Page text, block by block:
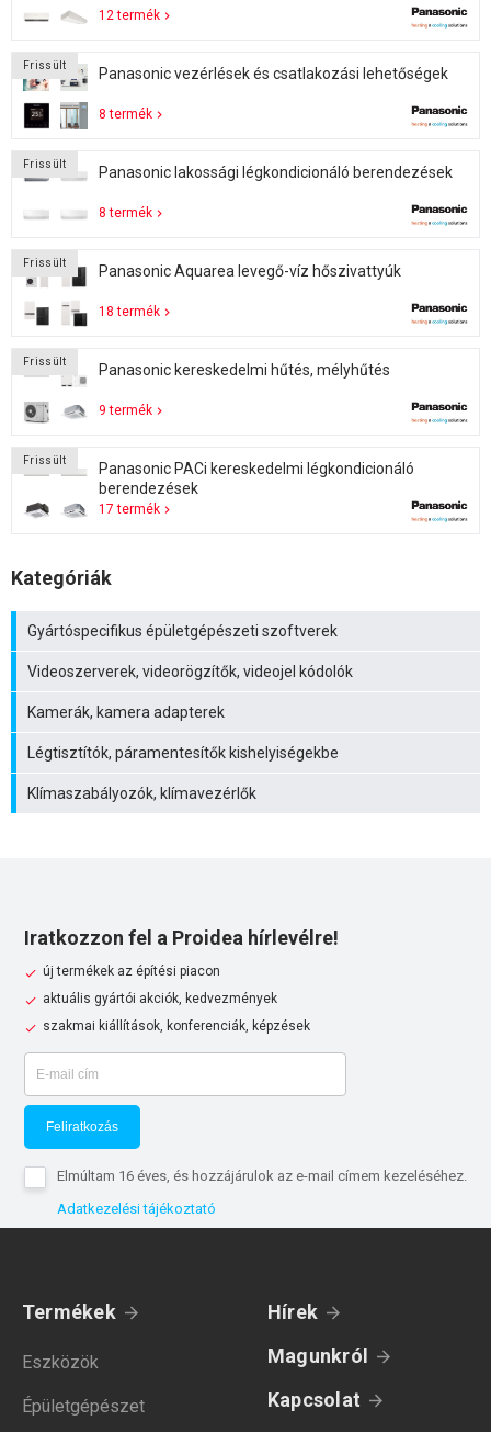
12 termék
Frissült Panasonic vezérlések és csatlakozási lehetőségek
8 termék
Frissült Panasonic lakossági légkondicionáló berendezések
8 termék
Frissült Panasonic Aquarea levegő-víz hőszivattyúk
18 termék
Frissült Panasonic kereskedelmi hűtés, mélyhűtés
9 termék
Frissült
Panasonic PACi kereskedelmi légkondicionáló
berendezések
17 termék
Kategóriák
Gyártóspecifikus épületgépészeti szoftverek
Videoszerverek, videorögzítők, videojel kódolók
Kamerák, kamera adapterek
Légtisztítók, páramentesítők kishelyiségekbe
Klímaszabályozók, klímavezérlők
Iratkozzon fel a Proidea hírlevélre!
új termékek az építési piacon
aktuális gyártói akciók, kedvezmények
szakmai kiállítások, konferenciák, képzések
Feliratkozás
Elmúltam 16 éves, és hozzájárulok az e-mail címem kezeléséhez.
Adatkezelési tájékoztató
Termékek
Eszközök
Épületgépészet
Hírek
Magunkról
Kapcsolat